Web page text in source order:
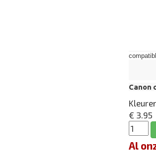
Canon
€ 3.95
Al